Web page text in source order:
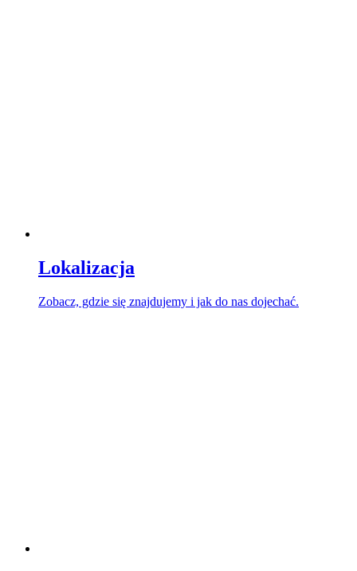
Lokalizacja
Zobacz, gdzie się znajdujemy i jak do nas dojechać.